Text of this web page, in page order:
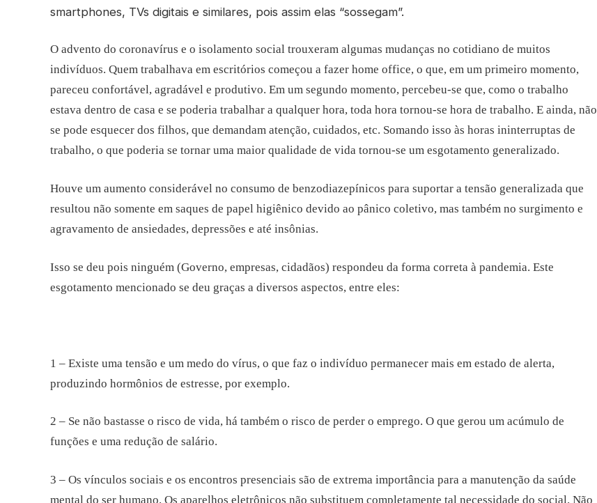
smartphones, TVs digitais e similares, pois assim elas “sossegam”.
O advento do coronavírus e o isolamento social trouxeram algumas mudanças no cotidiano de muitos
indivíduos. Quem trabalhava em escritórios começou a fazer home office, o que, em um primeiro momento,
pareceu confortável, agradável e produtivo. Em um segundo momento, percebeu-se que, como o trabalho
estava dentro de casa e se poderia trabalhar a qualquer hora, toda hora tornou-se hora de trabalho. E ainda, não
se pode esquecer dos filhos, que demandam atenção, cuidados, etc. Somando isso às horas ininterruptas de
trabalho, o que poderia se tornar uma maior qualidade de vida tornou-se um esgotamento generalizado.
Houve um aumento considerável no consumo de benzodiazepínicos para suportar a tensão generalizada que
resultou não somente em saques de papel higiênico devido ao pânico coletivo, mas também no surgimento e
agravamento de ansiedades, depressões e até insônias.
Isso se deu pois ninguém (Governo, empresas, cidadãos) respondeu da forma correta à pandemia. Este
esgotamento mencionado se deu graças a diversos aspectos, entre eles:
1 – Existe uma tensão e um medo do vírus, o que faz o indivíduo permanecer mais em estado de alerta,
produzindo hormônios de estresse, por exemplo.
2 – Se não bastasse o risco de vida, há também o risco de perder o emprego. O que gerou um acúmulo de
funções e uma redução de salário.
3 – Os vínculos sociais e os encontros presenciais são de extrema importância para a manutenção da saúde
mental do ser humano. Os aparelhos eletrônicos não substituem completamente tal necessidade do social. Não